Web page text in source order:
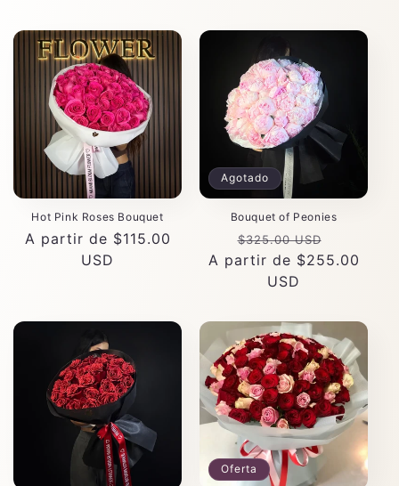
Hot Pink Roses Bouquet
Precio
A partir de $115.00
USD
Agotado
Bouquet of Peonies
Precio
habitual
$325.00 USD
de
A partir de $255.00
USD
Oferta